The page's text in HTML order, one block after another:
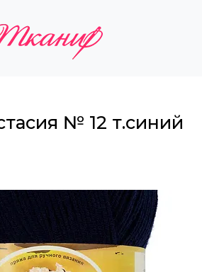
№ 12 т.синий